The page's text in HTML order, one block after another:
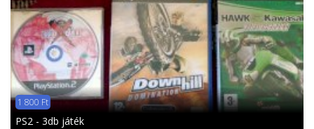
1 800 Ft
PS2 - 3db játék